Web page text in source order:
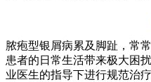
脓疱型银屑病累及脚趾，常
患者的日常生活带来极大困
业医生的指导下进行规范治